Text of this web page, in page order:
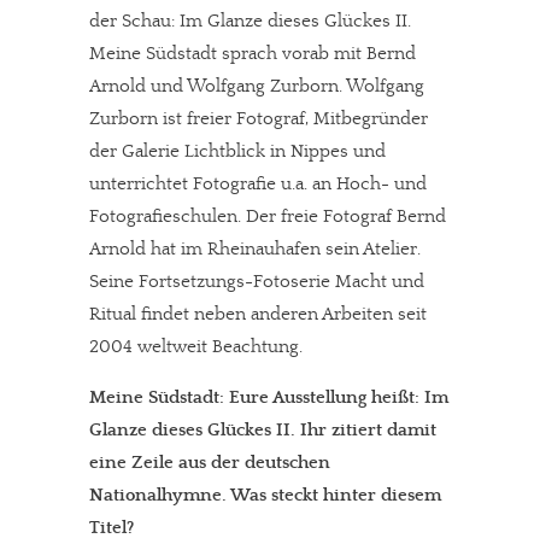
der Schau: Im Glanze dieses Glückes II.
Meine Südstadt sprach vorab mit Bernd
Arnold und Wolfgang Zurborn. Wolfgang
Zurborn ist freier Fotograf, Mitbegründer
der Galerie Lichtblick in Nippes und
unterrichtet Fotografie u.a. an Hoch- und
Fotografieschulen. Der freie Fotograf Bernd
Arnold hat im Rheinauhafen sein Atelier.
Seine Fortsetzungs-Fotoserie Macht und
Ritual findet neben anderen Arbeiten seit
2004 weltweit Beachtung.
Meine Südstadt: Eure Ausstellung heißt: Im
Glanze dieses Glückes II. Ihr zitiert damit
eine Zeile aus der deutschen
Nationalhymne. Was steckt hinter diesem
Titel?